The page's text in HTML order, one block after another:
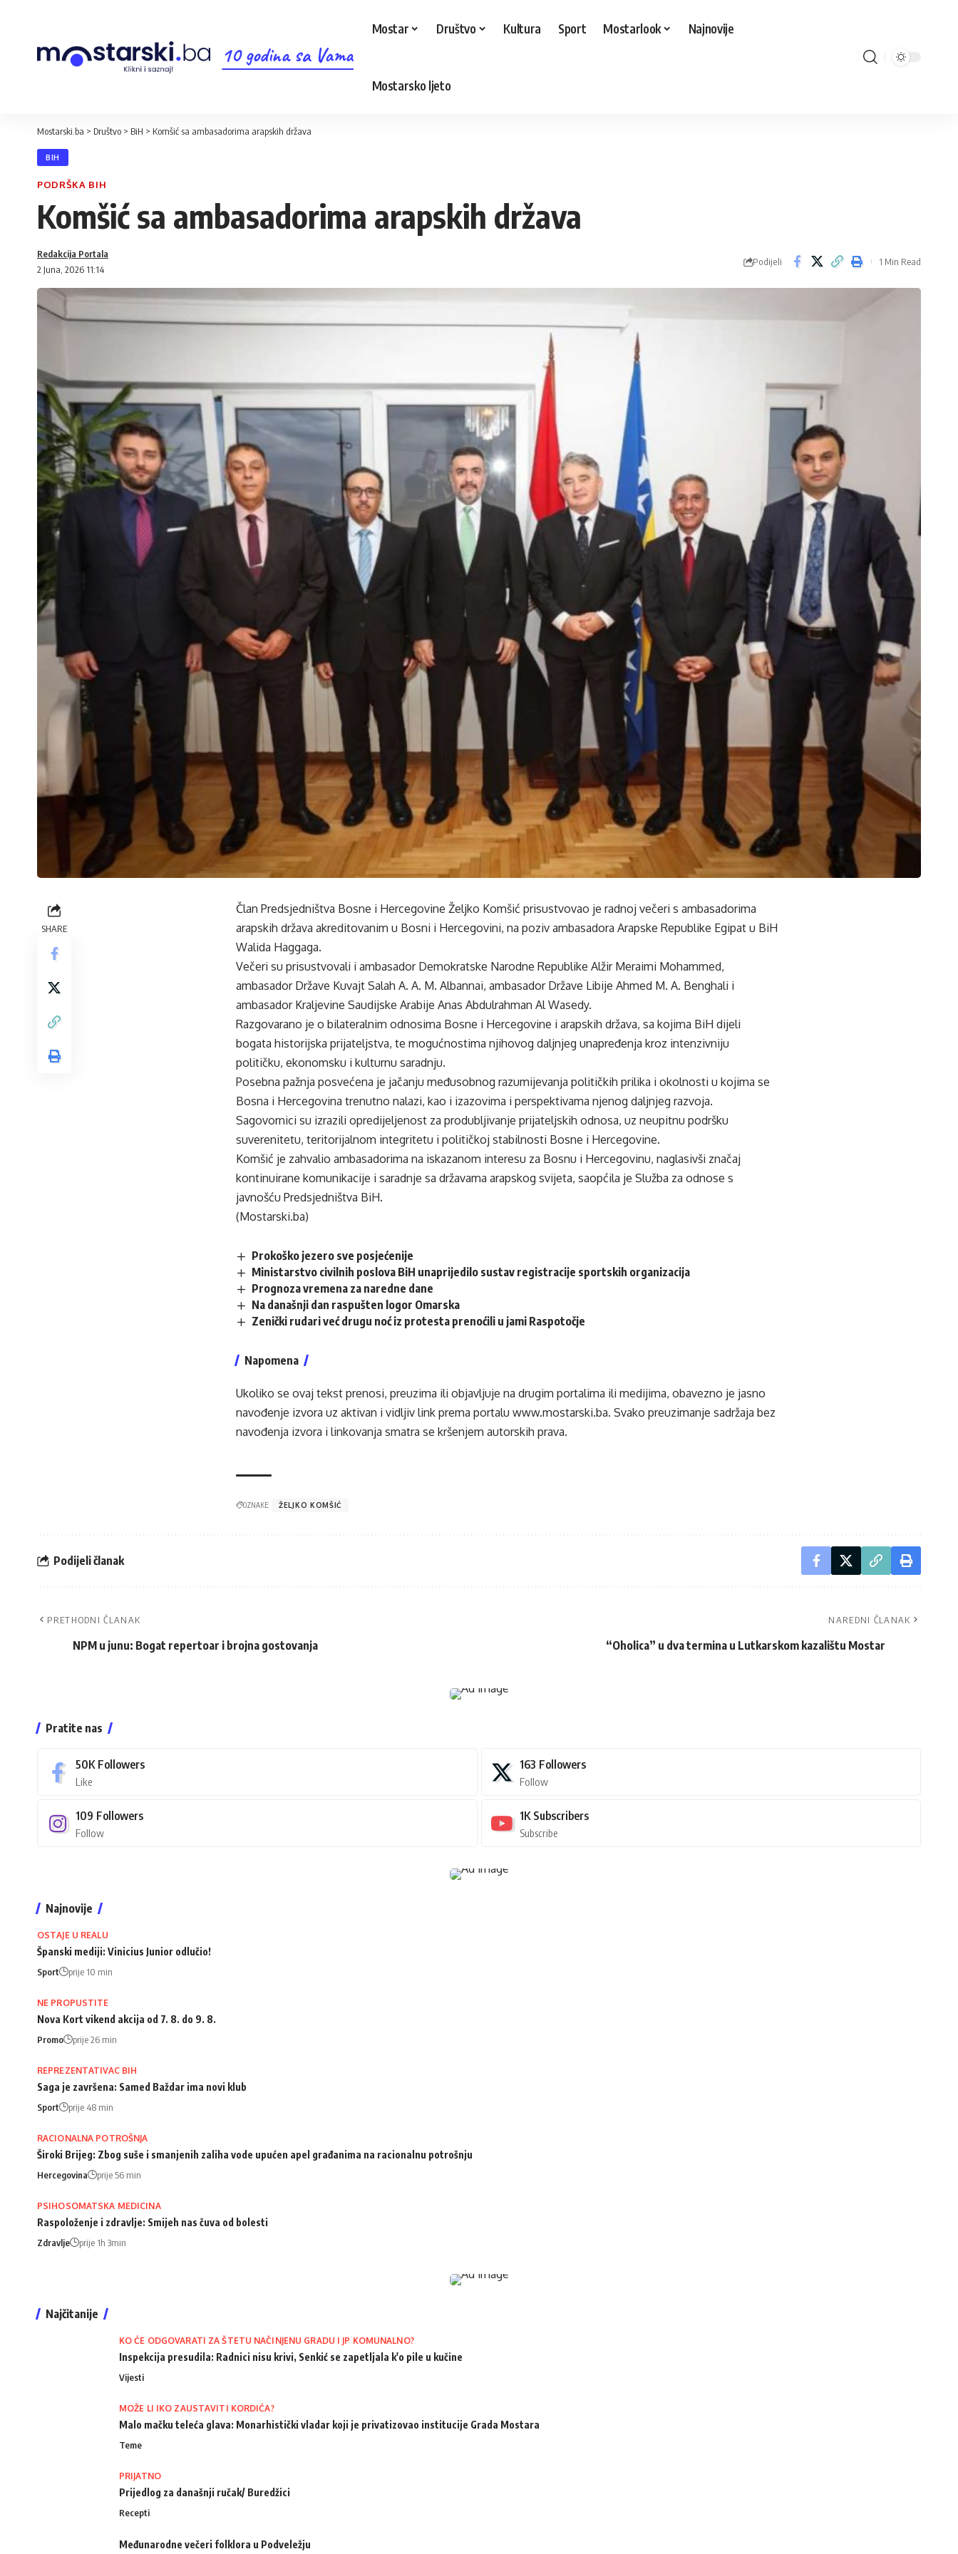
10 godina sa Vama
Mostar Društvo Kultura Sport Mostarlook Najnovije
Mostarsko ljeto
Mostarski.ba > Društvo > BiH > Komšić sa ambasadorima arapskih država
BIH
PODRŠKA BIH
Komšić sa ambasadorima arapskih država
2 Juna, 2026 11:14
Redakcija Portala
Podijeli 1 Min Read
SHARE
Član Predsjedništva Bosne i Hercegovine Željko Komšić prisustvovao je radnoj večeri s ambasadorima
arapskih država akreditovanim u Bosni i Hercegovini, na poziv ambasadora Arapske Republike Egipat u BiH
Walida Haggaga.
Večeri su prisustvovali i ambasador Demokratske Narodne Republike Alžir Meraimi Mohammed,
ambasador Države Kuvajt Salah A. A. M. Albannai, ambasador Države Libije Ahmed M. A. Benghali i
ambasador Kraljevine Saudijske Arabije Anas Abdulrahman Al Wasedy.
Razgovarano je o bilateralnim odnosima Bosne i Hercegovine i arapskih država, sa kojima BiH dijeli
bogata historijska prijateljstva, te mogućnostima njihovog daljnjeg unapređenja kroz intenzivniju
političku, ekonomsku i kulturnu saradnju.
Posebna pažnja posvećena je jačanju međusobnog razumijevanja političkih prilika i okolnosti u kojima se
Bosna i Hercegovina trenutno nalazi, kao i izazovima i perspektivama njenog daljnjeg razvoja.
Sagovornici su izrazili opredijeljenost za produbljivanje prijateljskih odnosa, uz neupitnu podršku
suverenitetu, teritorijalnom integritetu i političkoj stabilnosti Bosne i Hercegovine.
Komšić je zahvalio ambasadorima na iskazanom interesu za Bosnu i Hercegovinu, naglasivši značaj
kontinuirane komunikacije i saradnje sa državama arapskog svijeta, saopćila je Služba za odnose s
javnošću Predsjedništva BiH.
(Mostarski.ba)
Prokoško jezero sve posjećenije
Ministarstvo civilnih poslova BiH unaprijedilo sustav registracije sportskih organizacija
Prognoza vremena za naredne dane
Na današnji dan raspušten logor Omarska
Zenički rudari već drugu noć iz protesta prenoćili u jami Raspotočje
Napomena
Ukoliko se ovaj tekst prenosi, preuzima ili objavljuje na drugim portalima ili medijima, obavezno je jasno
navođenje izvora uz aktivan i vidljiv link prema portalu www.mostarski.ba. Svako preuzimanje sadržaja bez
navođenja izvora i linkovanja smatra se kršenjem autorskih prava.
OZNAKE: ŽELJKO KOMŠIĆ
Podijeli članak
PRETHODNI ČLANAK
NPM u junu: Bogat repertoar i brojna gostovanja
NAREDNI ČLANAK
“Oholica” u dva termina u Lutkarskom kazalištu Mostar
Pratite nas
50K Followers
Like
163 Followers
Follow
109 Followers
Follow
1K Subscribers
Subscribe
Najnovije
OSTAJE U REALU
Španski mediji: Vinicius Junior odlučio!
Sport prije 10 min
NE PROPUSTITE
Nova Kort vikend akcija od 7. 8. do 9. 8.
Promo prije 26 min
REPREZENTATIVAC BIH
Saga je završena: Samed Baždar ima novi klub
Sport prije 48 min
RACIONALNA POTROŠNJA
Široki Brijeg: Zbog suše i smanjenih zaliha vode upućen apel građanima na racionalnu potrošnju
Hercegovina prije 56 min
PSIHOSOMATSKA MEDICINA
Raspoloženje i zdravlje: Smijeh nas čuva od bolesti
Zdravlje prije 1h 3min
Najčitanije
KO ĆE ODGOVARATI ZA ŠTETU NAČINJENU GRADU I JP KOMUNALNO?
Inspekcija presudila: Radnici nisu krivi, Senkić se zapetljala k'o pile u kučine
Vijesti
MOŽE LI IKO ZAUSTAVITI KORDIĆA?
Malo mačku teleća glava: Monarhistički vladar koji je privatizovao institucije Grada Mostara
Teme
PRIJATNO
Prijedlog za današnji ručak/ Buredžici
Recepti
Međunarodne večeri folklora u Podveležju